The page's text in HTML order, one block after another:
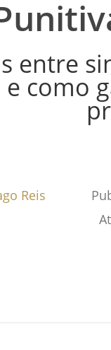
entre
como
Reis